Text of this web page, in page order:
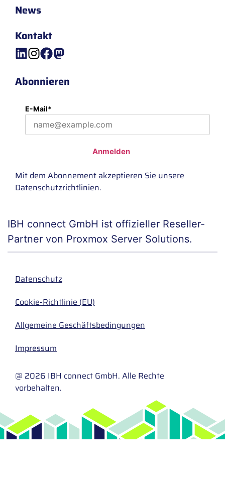
News
Kontakt
Abonnieren
E-Mail*
Anmelden
Mit dem Abonnement akzeptieren Sie unsere
Datenschutzrichtlinien.
IBH connect GmbH ist offizieller Reseller-
Partner von Proxmox Server Solutions.
Datenschutz
Cookie-Richtlinie (EU)
Allgemeine Geschäftsbedingungen
Impressum
@ 2026 IBH connect GmbH. Alle Rechte
vorbehalten.